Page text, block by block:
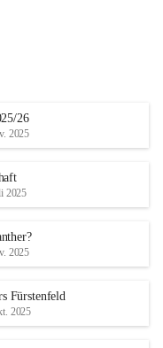
26
2025
2025
2025
Fürstenfeld
2025